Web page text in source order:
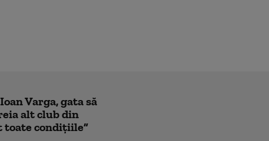
Varga, gata să
alt club din
toate condițiile”